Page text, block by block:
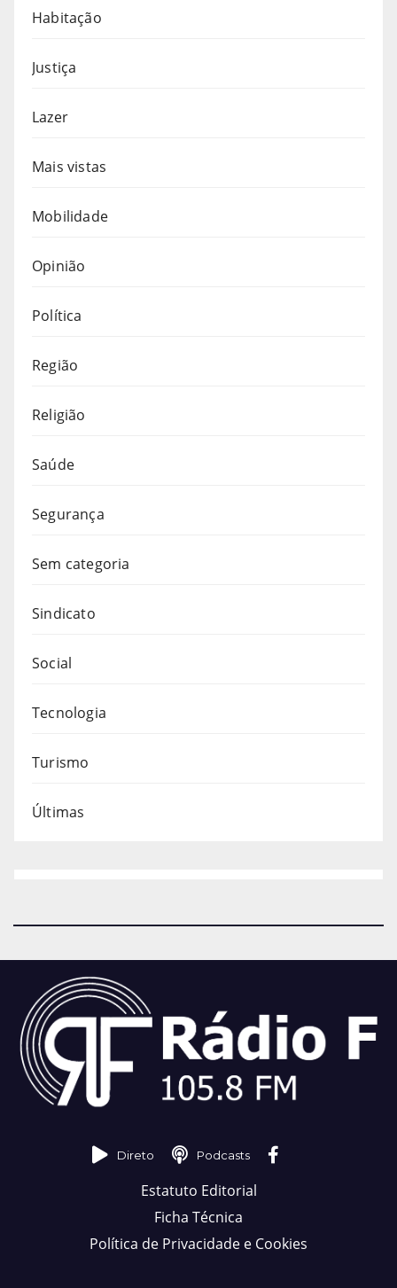
Habitação
Justiça
Lazer
Mais vistas
Mobilidade
Opinião
Política
Região
Religião
Saúde
Segurança
Sem categoria
Sindicato
Social
Tecnologia
Turismo
Últimas
Direto Podcasts
Estatuto Editorial
Ficha Técnica
Política de Privacidade e Cookies